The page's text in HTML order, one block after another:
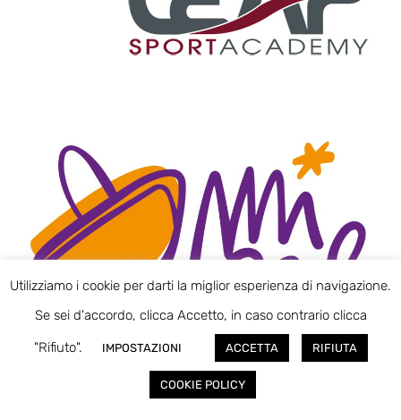
Utilizziamo i cookie per darti la miglior esperienza di navigazione.
Se sei d'accordo, clicca Accetto, in caso contrario clicca
"Rifiuto".
IMPOSTAZIONI ACCETTA RIFIUTA
COOKIE POLICY